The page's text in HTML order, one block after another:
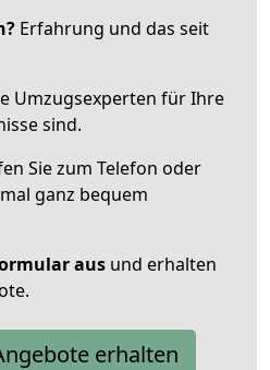
Erfahrung und das seit
Umzugsexperten für Ihre
sind.
Sie zum Telefon oder
ganz bequem
aus und erhalten
erhalten